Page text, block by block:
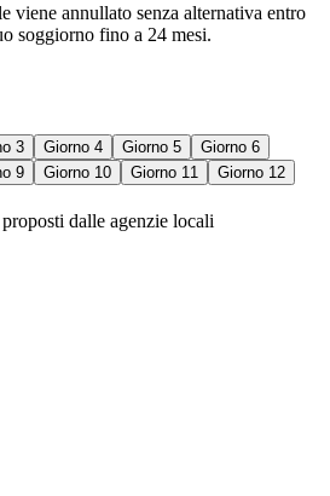
viene annullato senza alternativa entro
soggiorno fino a 24 mesi.
3 Giorno 4 Giorno 5
Giorno 6
9 Giorno 10 Giorno 11
Giorno 12
dalle agenzie locali